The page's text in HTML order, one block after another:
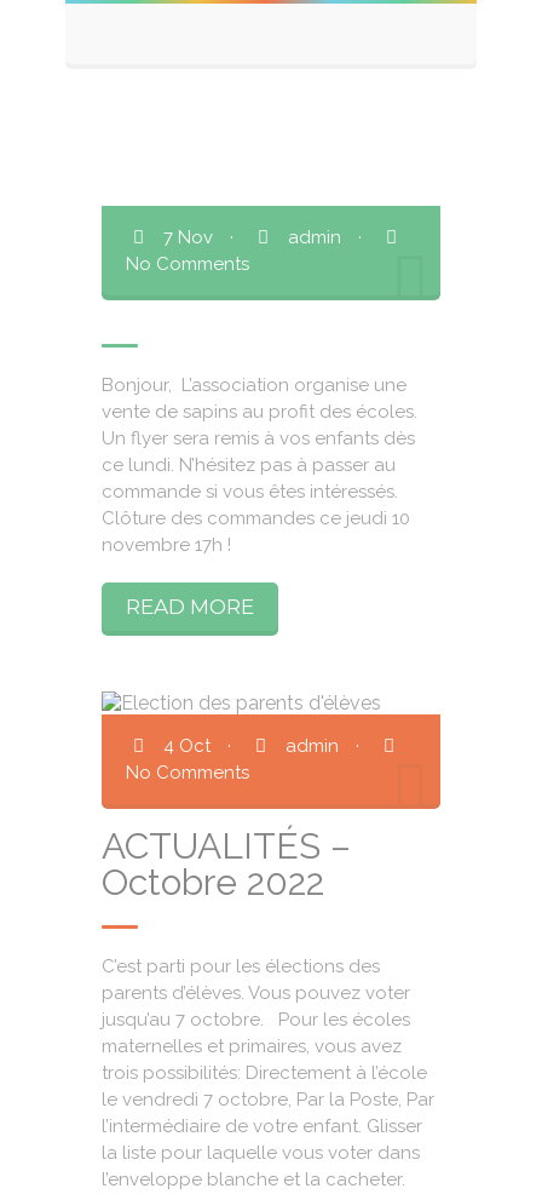
7 Nov · admin
·
No Comments
Bonjour, L’association organise une
vente de sapins au profit des écoles.
Un flyer sera remis à vos enfants dès
ce lundi. N’hésitez pas à passer au
commande si vous êtes intéressés.
Clôture des commandes ce jeudi 10
novembre 17h !
READ MORE
4 Oct · admin
·
No Comments
ACTUALITÉS –
Octobre 2022
C’est parti pour les élections des
parents d’élèves. Vous pouvez voter
jusqu’au 7 octobre. Pour les écoles
maternelles et primaires, vous avez
trois possibilités: Directement à l’école
le vendredi 7 octobre, Par la Poste, Par
l’intermédiaire de votre enfant. Glisser
la liste pour laquelle vous voter dans
l’enveloppe blanche et la cacheter.